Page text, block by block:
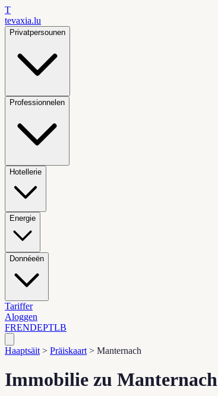
T
tevaxia.lu
Privatpersounen
Professionnelen
Hotellerie
Energie
Donnéeën
Tariffer
Aloggen
FRENDEPTLB
Haaptsäit > Präiskaart > Manternach
Immobilie zu Manternach